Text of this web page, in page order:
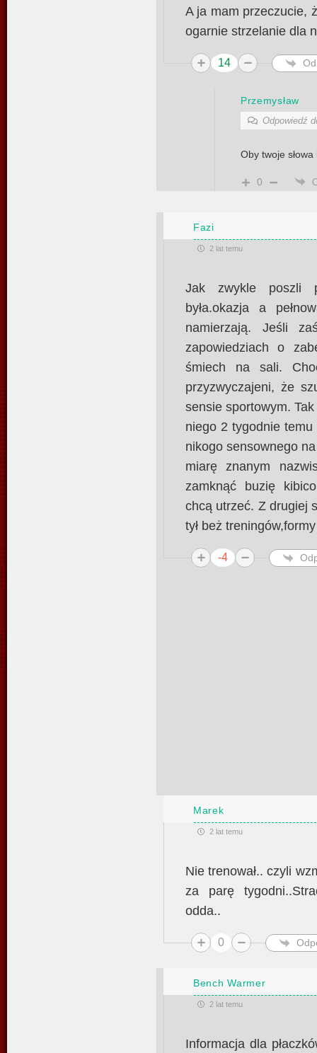
A ja mam przeczucie,
ogarnie strzelanie dla
14
Przemysław
Odpowiedź
Oby twoje słowa
0
Fazi
2 lat temu
Jak zwykle poszli
była.okazja a
namierzają. Jeśli
zapowiedziach o
śmiech na sali.
przyzwyczajeni, że
sensie sportowym.
niego 2 tygodnie
nikogo sensownego
miarę znanym
zamknąć buzię
chcą utrzeć. Z drugiej
tył beż
-4
Marek
2 lat temu
Nie trenował.. czyli
za parę
odda..
0
Bench Warmer
2 lat temu
Informacja dla